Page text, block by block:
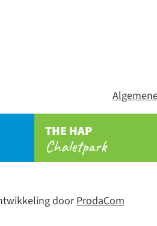
THE HAP
Chaletpark
doorProdaCom